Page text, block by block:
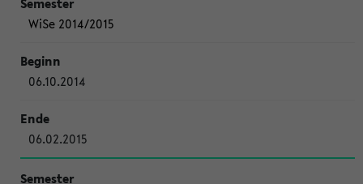
WiSe 2014/2015
06.10.2014
06.02.2015